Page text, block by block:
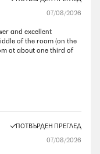
07/08/2026
and excellent
of the room (on the
at about one third of
ПОТВЪРДЕН ПРЕГЛЕД
07/08/2026